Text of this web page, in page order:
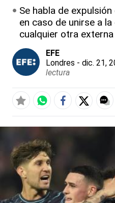
Se habla de
en caso de unirse a
cualquier otra externa
EFE
Londres - dic. 21,
lectura